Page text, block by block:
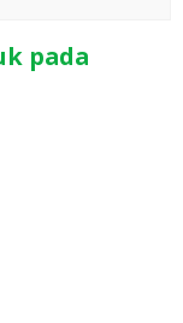
pada